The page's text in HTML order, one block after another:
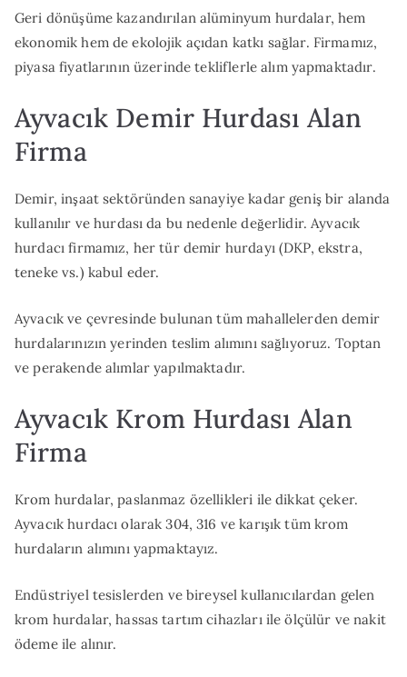
Geri dönüşüme kazandırılan alüminyum hurdalar, hem
ekonomik hem de ekolojik açıdan katkı sağlar. Firmamız,
piyasa fiyatlarının üzerinde tekliflerle alım yapmaktadır.
Ayvacık Demir Hurdası Alan
Firma
Demir, inşaat sektöründen sanayiye kadar geniş bir alanda
kullanılır ve hurdası da bu nedenle değerlidir. Ayvacık
hurdacı firmamız, her tür demir hurdayı (DKP, ekstra,
teneke vs.) kabul eder.
Ayvacık ve çevresinde bulunan tüm mahallelerden demir
hurdalarınızın yerinden teslim alımını sağlıyoruz. Toptan
ve perakende alımlar yapılmaktadır.
Ayvacık Krom Hurdası Alan
Firma
Krom hurdalar, paslanmaz özellikleri ile dikkat çeker.
Ayvacık hurdacı olarak 304, 316 ve karışık tüm krom
hurdaların alımını yapmaktayız.
Endüstriyel tesislerden ve bireysel kullanıcılardan gelen
krom hurdalar, hassas tartım cihazları ile ölçülür ve nakit
ödeme ile alınır.